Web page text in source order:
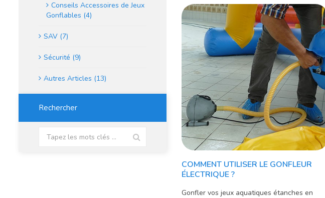
Conseils Accessoires de Jeux
Gonflables (4)
SAV (7)
Sécurité (9)
Autres Articles (13)
Rechercher
COMMENT UTILISER LE GONFLEUR
ÉLECTRIQUE ?
Gonfler vos jeux aquatiques étanches en